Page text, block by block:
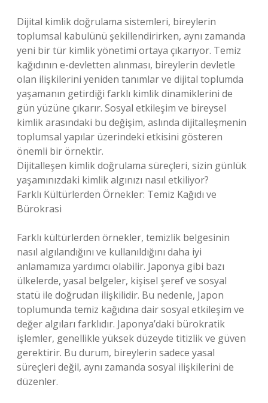
Dijital kimlik doğrulama sistemleri, bireylerin
toplumsal kabulünü şekillendirirken, aynı zamanda
yeni bir tür kimlik yönetimi ortaya çıkarıyor. Temiz
kağıdının e-devletten alınması, bireylerin devletle
olan ilişkilerini yeniden tanımlar ve dijital toplumda
yaşamanın getirdiği farklı kimlik dinamiklerini de
gün yüzüne çıkarır. Sosyal etkileşim ve bireysel
kimlik arasındaki bu değişim, aslında dijitalleşmenin
toplumsal yapılar üzerindeki etkisini gösteren
önemli bir örnektir.
Dijitalleşen kimlik doğrulama süreçleri, sizin günlük
yaşamınızdaki kimlik algınızı nasıl etkiliyor?
Farklı Kültürlerden Örnekler: Temiz Kağıdı ve
Bürokrasi
Farklı kültürlerden örnekler, temizlik belgesinin
nasıl algılandığını ve kullanıldığını daha iyi
anlamamıza yardımcı olabilir. Japonya gibi bazı
ülkelerde, yasal belgeler, kişisel şeref ve sosyal
statü ile doğrudan ilişkilidir. Bu nedenle, Japon
toplumunda temiz kağıdına dair sosyal etkileşim ve
değer algıları farklıdır. Japonya’daki bürokratik
işlemler, genellikle yüksek düzeyde titizlik ve güven
gerektirir. Bu durum, bireylerin sadece yasal
süreçleri değil, aynı zamanda sosyal ilişkilerini de
düzenler.